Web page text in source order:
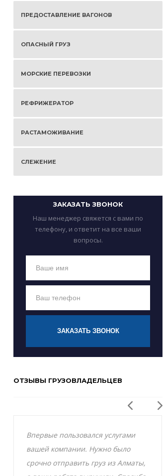
ПРЕДОСТАВЛЕНИЕ ВАГОНОВ
ОПАСНЫЙ ГРУЗ
МОРСКИЕ ПЕРЕВОЗКИ
РЕФРИЖЕРАТОР
РАСТАМОЖИВАНИЕ
СЛЕЖЕНИЕ
ЗАКАЗАТЬ ЗВОНОК
Наш менеджер свяжется с вами по
телефону, и ответит на все ваши
вопросы.
ЗАКАЗАТЬ ЗВОНОК
ОТЗЫВЫ ГРУЗОВЛАДЕЛЬЦЕВ
Впервые пользовался услугами
вашей компании. Нужно было
срочно отправить груз из Алматы,